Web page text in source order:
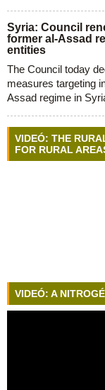
Syria: Council
former al-Assad
entities
The Council today
measures targeting
Assad regime in
VIDEÓ: THE
FOR RURAL
VIDEÓ: A